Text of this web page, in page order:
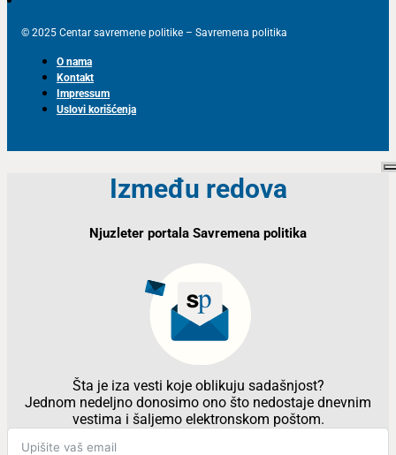
© 2025 Centar savremene politike – Savremena politika
O nama
Kontakt
Impressum
Uslovi korišćenja
Između redova
Njuzleter portala Savremena politika
Šta je iza vesti koje oblikuju sadašnjost?
Jednom nedeljno donosimo ono što nedostaje dnevnim
vestima i šaljemo elektronskom poštom.